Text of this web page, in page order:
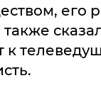
его
к